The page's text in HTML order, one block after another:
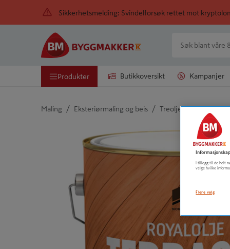
Sikkerhetsmelding: Svindelforsøk rettet mot
Produkter Butikkoversikt Kampanjer
Maling / Eksteriørmaling og beis / Treolje utendørs
Detaljert beskrivelse finnes i produktbeskrivelsen
I tillegg til de helt
velge hvilke
Flere valg